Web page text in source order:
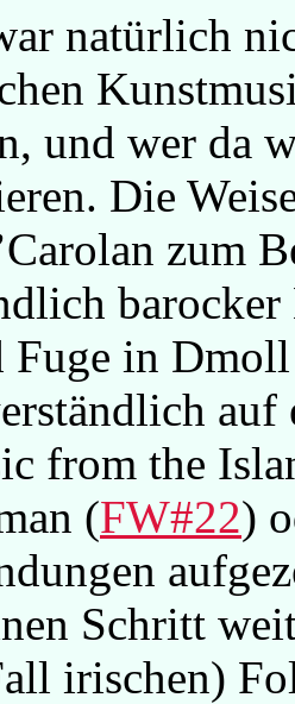
natürlich
und wer da
Die
zum
Fuge in
from the
(FW#22)
Schritt
irischen)